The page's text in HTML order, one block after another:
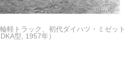
軽トラック、初代ダイハツ・ミゼット
DKA型, 1957年）